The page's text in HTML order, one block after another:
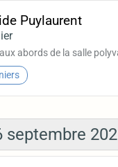
Puylaurent
abords de la salle
septembre